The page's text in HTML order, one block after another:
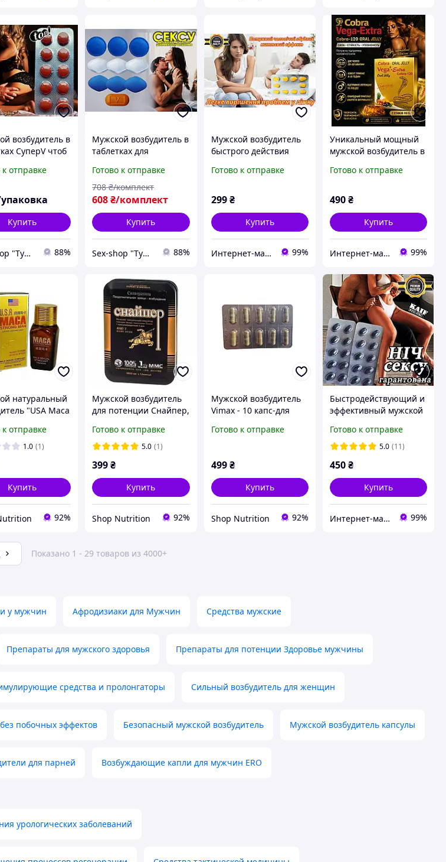
возбудитель в
СуперV чтоб
секс на всю
к отправке
Купить
Sex-shop "Tyda & Syda" 88%
Мужской возбудитель в
таблетках для
хорошего железного
длительного стояка
Готово к отправке
608₴/комплект
708 ₴/комплект
Купить
Sex-shop "Tyda & Syda" 88%
Мужской возбудитель
быстрого действия
Оригинал, Индия
Готово к отправке
299 ₴
Купить
Интернет-магазин "Импорт" 99%
Уникальный мощный
мужской возбудитель в
пакетиков
Готово к отправке
490₴
Купить
Интернет-магазин "Импорт" 99%
натуральный
"USA Maca
к отправке
1.0 (1)
Купить
92%
Мужской возбудитель
для потенции Снайпер,
Готово к отправке
5.0 (1)
399₴
Купить
Shop Nutrition 92%
Мужской возбудитель
Vimax - 10 капс-для
Готово к отправке
499 ₴
Купить
Shop Nutrition 92%
Быстродействующий и
эффективный мужской
таблетках "BlackPills".
10 таблеток
Готово к отправке
5.0 (11)
450₴
Купить
Интернет-магазин "Импорт" 99%
Показано 1 - 29 товаров из 4000+
у мужчин Афродизиаки для Мужчин Средства мужские
Препараты для мужского здоровья Препараты для потенции Здоровье мужчины
средства и пролонгаторы Сильный возбудитель для женщин
побочных эффектов Безопасный мужской возбудитель Мужской возбудитель капсулы
для парней Возбуждающие капли для мужчин ERO
урологических заболеваний